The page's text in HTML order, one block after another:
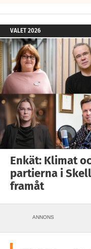
VALET 2026
Enkät: Klimat
partierna i
framåt
ANNONS